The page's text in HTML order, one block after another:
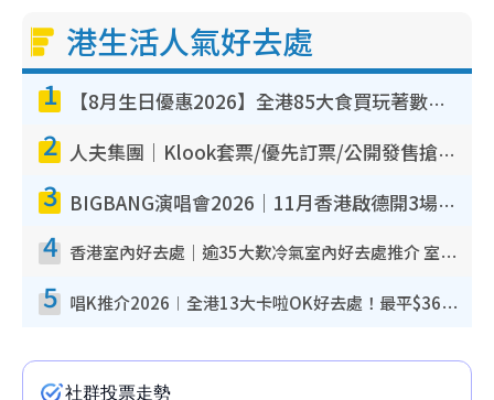
港生活人氣好去處
1 【8月生日優惠2026】全港85大食買玩著數攻略 自助餐/火鍋放題同行免費＋誠品/DONKI送現金券
2 人夫集團｜Klook套票/優先訂票/公開發售搶飛攻略！附票價.購票連結.場地座位表
3 BIGBANG演唱會2026｜11月香港啟德開3場！實名制VIP申請、優先購票攻略
4 香港室內好去處｜逾35大歎冷氣室內好去處推介 室內活動免費避雨無懼落雨
5 唱K推介2026︱全港13大卡啦OK好去處！最平$36起 日文K都有！(附地址+收費詳情)